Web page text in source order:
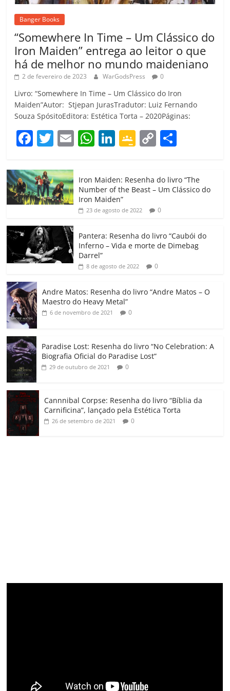
Banger Books
“Somewhere In Time – Um Clássico do
Iron Maiden” entrega ao leitor o que
há de melhor no mundo maideniano
2 de fevereiro de 2023 WarGodsPress 0
Livro: “Somewhere In Time – Um Clássico do Iron
Maiden”Autor: Stjepan JurasTradutor: Luiz Fernando
Souza SpósitoEditora: Estética Torta – 2020Páginas:
F
c
e
b
o
o
k
T
itt
er
E W
at
s
A
p
Li
e
dI
G
gl
e
Cl
a
ss
ro
o
C
p
y
Li
k
m
p
h
ar
Iron Maiden: Resenha do livro “The
Number of the Beast – Um Clássico do
Iron Maiden”
23 de agosto de 2022 0
Pantera: Resenha do livro “Caubói do
Inferno – Vida e morte de Dimebag
Darrel”
8 de agosto de 2022 0
Andre Matos: Resenha do livro “Andre Matos – O
Maestro do Heavy Metal”
6 de novembro de 2021 0
Paradise Lost: Resenha do livro “No Celebration: A
Biografia Oficial do Paradise Lost”
29 de outubro de 2021 0
Cannnibal Corpse: Resenha do livro “Bíblia da
Carnificina”, lançado pela Estética Torta
26 de setembro de 2021 0